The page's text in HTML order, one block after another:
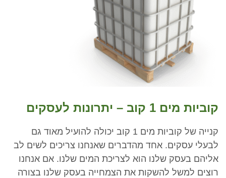
קוביות מים 1 קוב – יתרונות לעסקים
קנייה של קוביות מים 1 קוב יכולה להועיל מאוד גם
לבעלי עסקים. אחד מהדברים שאנחנו צריכים לשים לב
אליהם בעסק שלנו הוא לצריכת המים שלנו. אם אנחנו
רוצים למשל להשקות את הצמחייה בעסק שלנו בצורה